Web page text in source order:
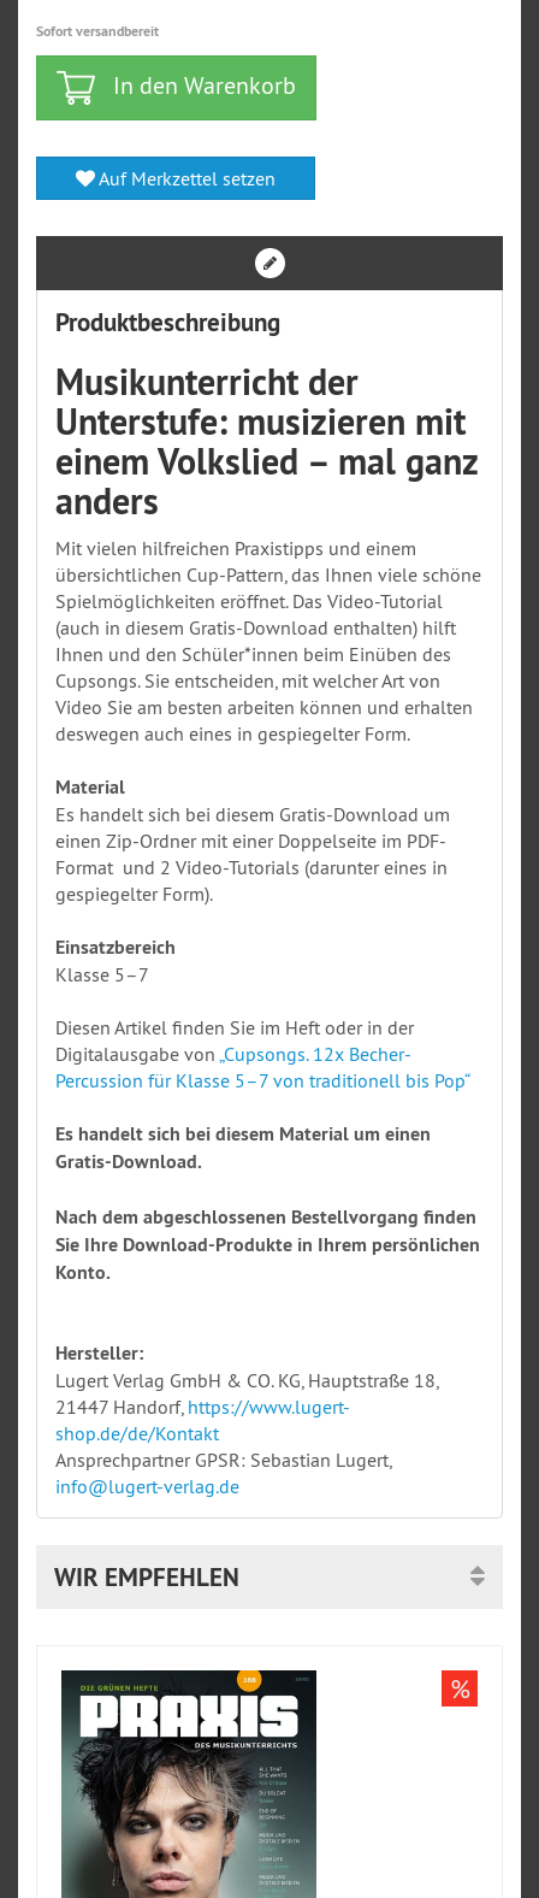
Sofort versandbereit
In den Warenkorb
Auf Merkzettel setzen
Produktbeschreibung
Musikunterricht der
Unterstufe: musizieren mit
einem Volkslied – mal ganz
anders
Mit vielen hilfreichen Praxistipps und einem
übersichtlichen Cup-Pattern, das Ihnen viele schöne
Spielmöglichkeiten eröffnet. Das Video-Tutorial
(auch in diesem Gratis-Download enthalten) hilft
Ihnen und den Schüler*innen beim Einüben des
Cupsongs. Sie entscheiden, mit welcher Art von
Video Sie am besten arbeiten können und erhalten
deswegen auch eines in gespiegelter Form.
Material
Es handelt sich bei diesem Gratis-Download um
einen Zip-Ordner mit einer Doppelseite im PDF-
Format und 2 Video-Tutorials (darunter eines in
gespiegelter Form).
Einsatzbereich
Klasse 5–7
Diesen Artikel finden Sie im Heft oder in der
Digitalausgabe von „Cupsongs. 12x Becher-
Percussion für Klasse 5–7 von traditionell bis Pop“
Es handelt sich bei diesem Material um einen
Gratis-Download.
Nach dem abgeschlossenen Bestellvorgang finden
Sie Ihre Download-Produkte in Ihrem persönlichen
Konto.
Hersteller:
Lugert Verlag GmbH & CO. KG, Hauptstraße 18,
21447 Handorf, https://www.lugert-
shop.de/de/Kontakt
Ansprechpartner GPSR: Sebastian Lugert,
info@lugert-verlag.de
WIR EMPFEHLEN
%